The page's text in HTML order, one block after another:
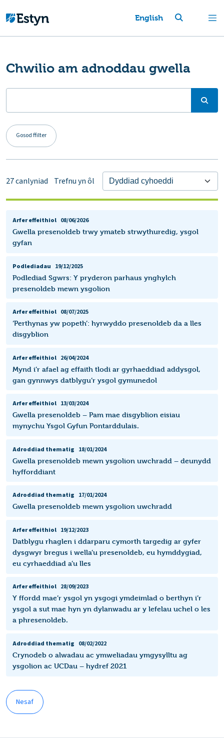
English
Chwilio am adnoddau gwella
Gosod ffilter
27canlyniad Trefnu yn ôl
Arfer effeithiol 08/06/2026
Gwella presenoldeb trwy ymateb strwythuredig, ysgol
gyfan
Podlediadau 19/12/2025
Podlediad Sgwrs: Y pryderon parhaus ynghylch
presenoldeb mewn ysgolion
Arfer effeithiol 08/07/2025
‘Perthynas yw popeth’: hyrwyddo presenoldeb da a lles
disgyblion
Arfer effeithiol 26/04/2024
Mynd i’r afael ag effaith tlodi ar gyrhaeddiad addysgol,
gan gynnwys datblygu’r ysgol gymunedol
Arfer effeithiol 13/03/2024
Gwella presenoldeb – Pam mae disgyblion eisiau
mynychu Ysgol Gyfun Pontarddulais.
Adroddiad thematig 18/01/2024
Gwella presenoldeb mewn ysgolion uwchradd – deunydd
hyfforddiant
Adroddiad thematig 17/01/2024
Gwella presenoldeb mewn ysgolion uwchradd
Arfer effeithiol 19/12/2023
Datblygu rhaglen i ddarparu cymorth targedig ar gyfer
dysgwyr bregus i wella’u presenoldeb, eu hymddygiad,
eu cyrhaeddiad a’u lles
Arfer effeithiol 28/09/2023
Y ffordd mae’r ysgol yn ysgogi ymdeimlad o berthyn i’r
ysgol a sut mae hyn yn dylanwadu ar y lefelau uchel o les
a phresenoldeb.
Adroddiad thematig 08/02/2022
Crynodeb o alwadau ac ymweliadau ymgysylltu ag
ysgolion ac UCDau – hydref 2021
Nesaf